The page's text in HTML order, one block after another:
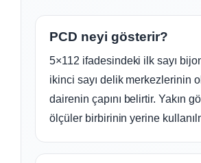
PCD neyi gösterir?
5×112 ifadesindeki ilk sayı
ikinci sayı delik merkezlerinin
dairenin çapını belirtir. Yakın
ölçüler birbirinin yerine